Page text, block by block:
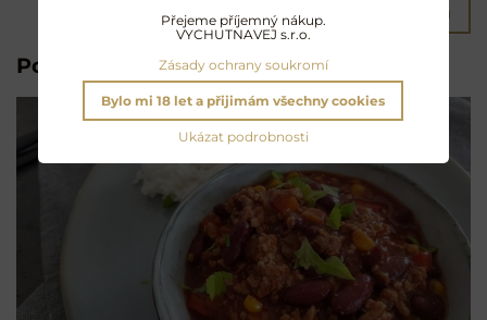
Vytisknout stránku
Pokračujte ve čtení:
Přejeme příjemný nákup.
VYCHUTNAVEJ s.r.o.
Zásady ochrany soukromí
Ukázat podrobnosti
Bylo mi 18 let a přijimám všechny cookies